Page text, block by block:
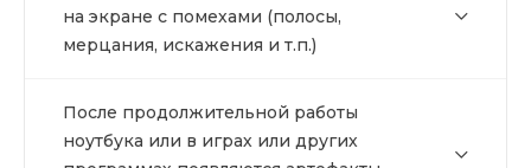
на экране с помехами (полосы,
мерцания, искажения и т.п.)
После продолжительной работы
ноутбука или в играх или других